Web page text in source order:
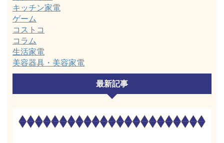
キッチン家電
ゲーム
コストコ
コラム
生活家電
美容器具・美容家電
最新記事